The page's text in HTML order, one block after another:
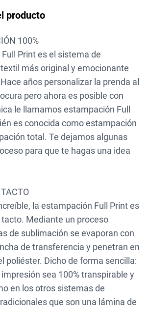
producto
100%
Print es el sistema de
más original y emocionante
años personalizar la prenda al
pero ahora es posible con
le llamamos estampación Full
es conocida como estampación
total. Te dejamos algunas
para que te hagas una idea
la estampación Full Print es
Mediante un proceso
de sublimación se evaporan con
de transferencia y penetran en
poliéster. Dicho de forma sencilla:
impresión sea 100% transpirable y
en los otros sistemas de
que son una lámina de